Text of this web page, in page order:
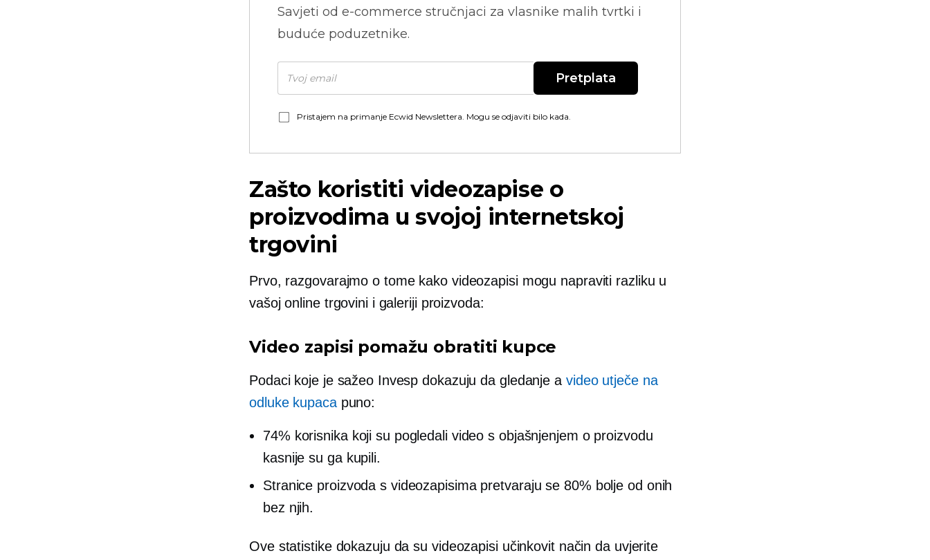
Savjeti od e-commerce stručnjaci za vlasnike malih tvrtki i
buduće poduzetnike.
Pretplata
Pristajem na primanje Ecwid Newslettera. Mogu se odjaviti bilo kada.
Zašto koristiti videozapise o
proizvodima u svojoj internetskoj
trgovini
Prvo, razgovarajmo o tome kako videozapisi mogu napraviti razliku u
vašoj online trgovini i galeriji proizvoda:
Video zapisi pomažu obratiti kupce
Podaci koje je sažeo Invesp dokazuju da gledanje a video utječe na
odluke kupacapuno:
74% korisnika koji su pogledali video s objašnjenjem o proizvodu
kasnije su ga kupili.
Stranice proizvoda s videozapisima pretvaraju se 80% bolje od onih
bez njih.
Ove statistike dokazuju da su videozapisi učinkovit način da uvjerite